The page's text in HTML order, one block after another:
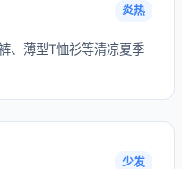
炎热
、薄型T恤衫等清凉夏季
少发